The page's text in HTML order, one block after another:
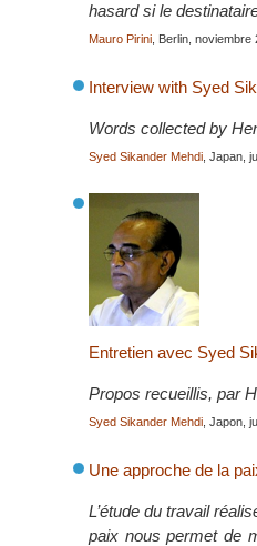
hasard si le
Mauro Pirini , Berlin, noviembre
Interview with Syed
Words collected by
Syed Sikander Mehdi , Japan,
Entretien avec Syed
Propos recueillis, par
Syed Sikander Mehdi , Japon,
Une approche de la
L’étude du travail
paix nous permet de